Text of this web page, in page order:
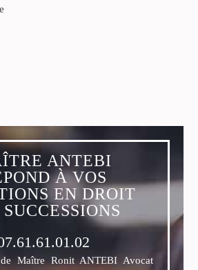
ANTEBI
À VOS
EN DROIT
Maître Ronit ANTEBI Avocat